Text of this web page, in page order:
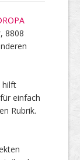
8808
hilft
einfach
Rubrik.